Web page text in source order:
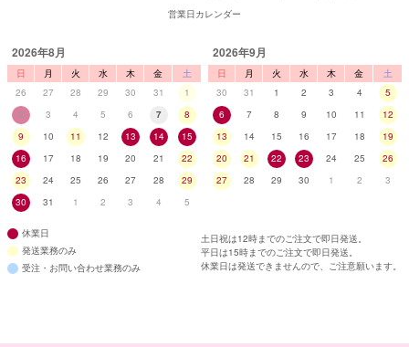
営業日カレンダー
2026年8月
日 月 火 水 木 金
土
26
27 28 29 30 31
1
2
3 4 5 6 7
8
9
10 11 12 13 14
15
16
17 18 19 20 21
22
23
24 25 26 27 28
29
30
31 1 2 3 4 5
2026年9月
日 月 火 水 木 金
土
30
31 1 2 3 4
5
6
7 8 9 10 11
12
13
14 15 16 17 18
19
20
21 22 23 24 25
26
27
28 29 30 1 2 3
休業日
発送業務のみ
受注・お問い合わせ業務のみ
土日祝は12時までのご注文で即日発送。
平日は15時までのご注文で即日発送。
休業日は発送できませんので、ご注意願います。